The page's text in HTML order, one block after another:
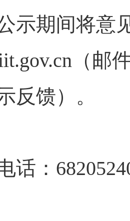
示期间将意
（邮
反馈）。
：